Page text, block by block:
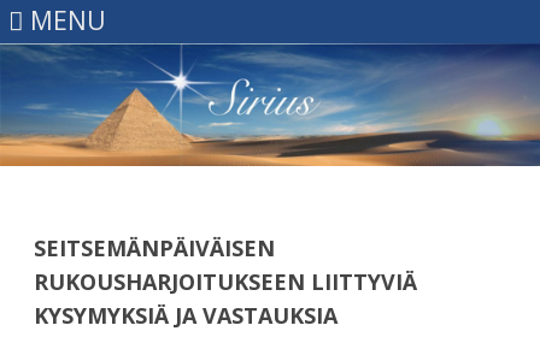
MENU
SEITSEMÄNPÄIVÄISEN
RUKOUSHARJOITUKSEEN LIITTYVIÄ
KYSYMYKSIÄ JA VASTAUKSIA